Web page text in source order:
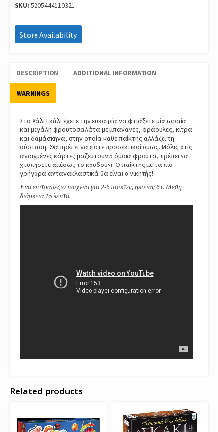
SKU: 5205444110321
Store Availability
DESCRIPTION ADDITIONAL INFORMATION
WARNINGS
Στο Χάλι Γκάλι έχετε την ευκαιρία να φτιάξετε μία ωραία
και μεγάλη φρουτοσαλάτα με μπανάνες, φράουλες, κίτρα
και δαμάσκηνα, στην οποία κάθε παίκτης αλλάζει τη
σύσταση. Θα πρέπει να είστε προσεκτικοί όμως. Μόλις στις
ανοιγμένες κάρτες μαζευτούν 5 όμοια φρούτα, πρέπει να
χτυπήσετε αμέσως το κουδούνι. Ο παίκτης με τα πιο
γρήγορα αντανακλαστικά θα είναι ο νικητής!
Ένα επιτραπέζιο παιχνίδι για 2-6 παίκτες, ηλικίας 6+. Μέση
διάρκεια 15 λεπτά.
Related products